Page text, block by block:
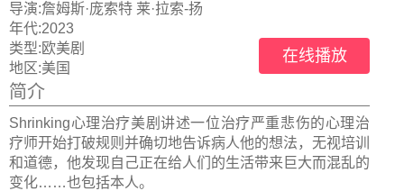
廉姆斯
导演:詹姆斯·庞索特 莱·拉索-扬
年代:2023
类型:欧美剧
地区:美国
在线播放
简介
Shrinking心理治疗美剧讲述一位治疗严重悲伤的心理治
疗师开始打破规则并确切地告诉病人他的想法，无视培训
和​​道德，他发现自己正在给人们的生活带来巨大而混乱的
变化……也包括本人。